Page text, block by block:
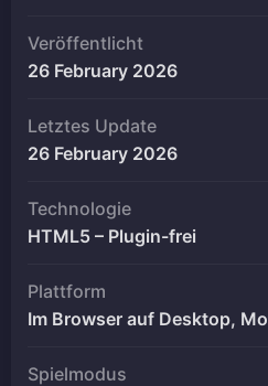
Veröffentlicht
26 February 2026
Letztes Update
26 February 2026
Technologie
HTML5 – Plugin-frei
Plattform
Im Browser auf Desktop,
Spielmodus